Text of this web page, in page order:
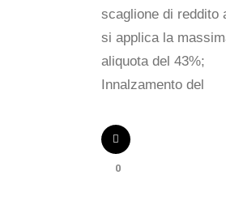
scaglione di reddito
si applica la
aliquota del 43%;
Innalzamento del
0